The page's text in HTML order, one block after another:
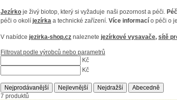
Jezírko je živý biotop, který si vyžaduje naši pozornost a péči.
péči o okolí jezírka a technické zařízení. Více informací o péči o
V nabídce jezirka-shop.cz naleznete jezírkové vysavače, sítě
Filtrovat podle výrobců nebo parametrů
Kč
Kč
Nejprodávanější Nejlevnější Nejdražší
Abecedně
7 produktů